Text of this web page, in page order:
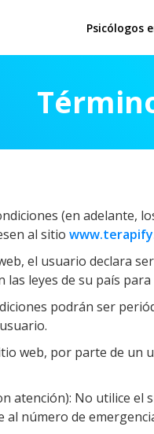
Psicólogos
(en adelante,
al sitio
el usuario declara
las leyes de su país
podrán ser
web, por parte de un
atención): No utilice el
al número de